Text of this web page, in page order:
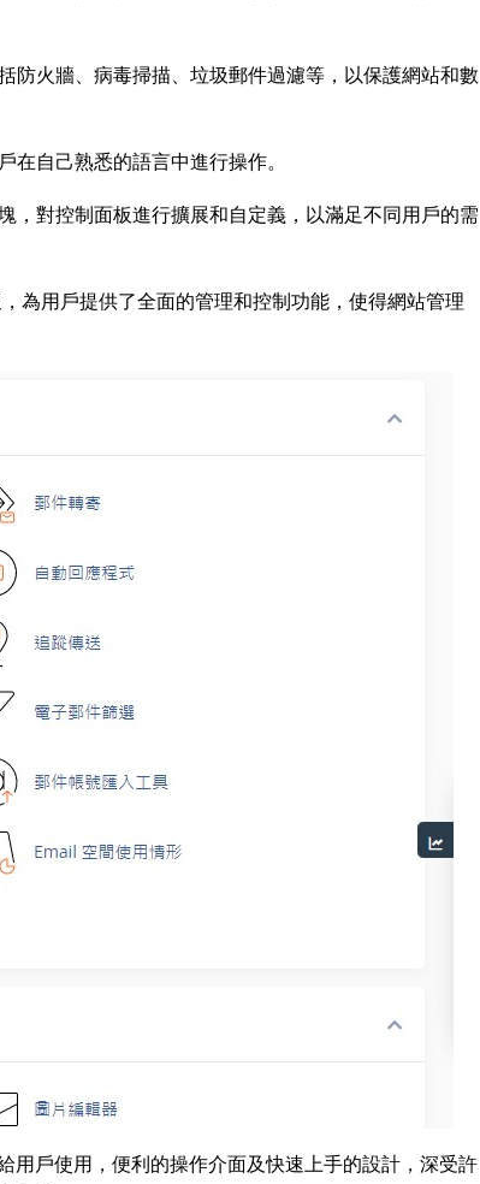
防火牆、病毒掃描、垃圾郵件過濾等，以保護網站和數
在自己熟悉的語言中進行操作。
，對控制面板進行擴展和自定義，以滿足不同用戶的需
為用戶提供了全面的管理和控制功能，使得網站管理
用戶使用，便利的操作介面及快速上手的設計，深受許